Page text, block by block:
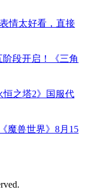
情太好看，直接
段开启！《三角
恒之塔2》国服代
魔兽世界》8月15